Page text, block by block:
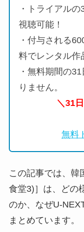
・トライアル
視聴可能！
・付与される
料でレンタル作
・無料期間の
りません。
＼31
無料
この記事では、韓
食堂3)］は、どの
のか、なぜU-
まとめています。